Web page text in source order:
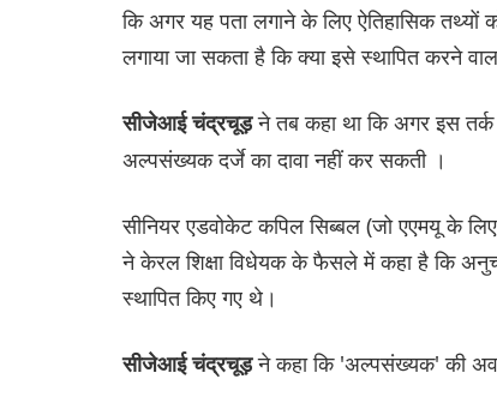
कि अगर यह पता लगाने के लिए ऐतिहासिक तथ्यों
लगाया जा सकता है कि क्या इसे स्थापित करने
सीजेआई चंद्रचूड़ने तब कहा था कि अगर इस तर्क
अल्पसंख्यक दर्जे का दावा नहीं कर सकती ।
सीनियर एडवोकेट कपिल सिब्बल (जो एएमयू के
ने केरल शिक्षा विधेयक के फैसले में कहा है कि
स्थापित किए गए थे।
सीजेआई चंद्रचूड़ने कहा कि 'अल्पसंख्यक' की